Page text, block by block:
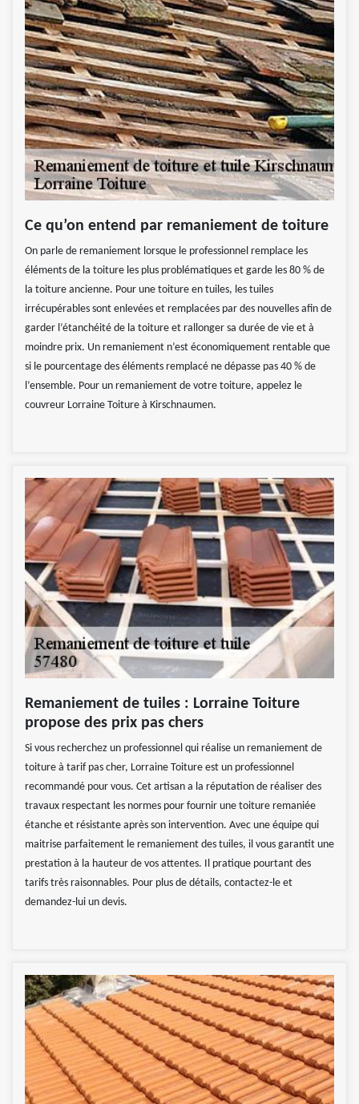
Ce qu’on entend par remaniement de toiture
On parle de remaniement lorsque le professionnel remplace les
éléments de la toiture les plus problématiques et garde les 80 % de
la toiture ancienne. Pour une toiture en tuiles, les tuiles
irrécupérables sont enlevées et remplacées par des nouvelles afin de
garder l’étanchéité de la toiture et rallonger sa durée de vie et à
moindre prix. Un remaniement n’est économiquement rentable que
si le pourcentage des éléments remplacé ne dépasse pas 40 % de
l’ensemble. Pour un remaniement de votre toiture, appelez le
couvreur Lorraine Toiture à Kirschnaumen.
Remaniement de tuiles : Lorraine Toiture
propose des prix pas chers
Si vous recherchez un professionnel qui réalise un remaniement de
toiture à tarif pas cher, Lorraine Toiture est un professionnel
recommandé pour vous. Cet artisan a la réputation de réaliser des
travaux respectant les normes pour fournir une toiture remaniée
étanche et résistante après son intervention. Avec une équipe qui
maitrise parfaitement le remaniement des tuiles, il vous garantit une
prestation à la hauteur de vos attentes. Il pratique pourtant des
tarifs très raisonnables. Pour plus de détails, contactez-le et
demandez-lui un devis.